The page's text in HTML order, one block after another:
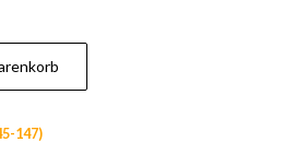
147)